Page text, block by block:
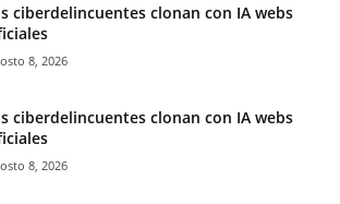
ciberdelincuentes clonan con IA webs
8, 2026
ciberdelincuentes clonan con IA webs
8, 2026